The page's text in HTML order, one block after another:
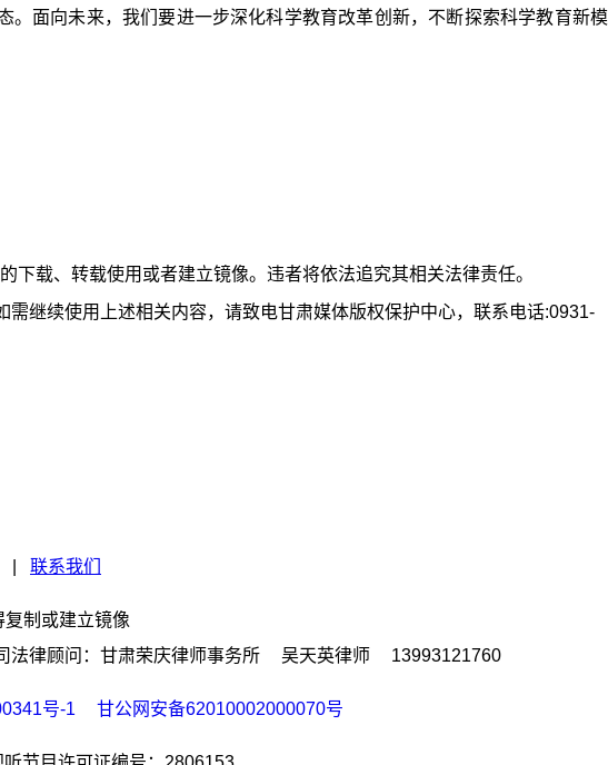
面向未来，我们要进一步深化科学教育改革创新，不断探索科学教育新模
载、转载使用或者建立镜像。违者将依法追究其相关法律责任。
继续使用上述相关内容，请致电甘肃媒体版权保护中心，联系电话:0931-
联系我们
制或建立镜像
法律顾问：甘肃荣庆律师事务所 吴天英律师 13993121760
号-1 甘公网安备62010002000070号